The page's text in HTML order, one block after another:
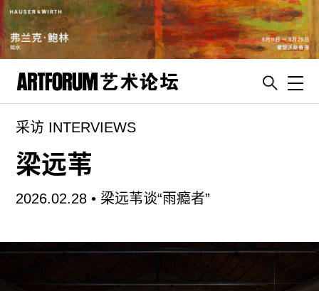
artguide
新闻
展评
杂志
视频
采访 INTERVIEWS
梁远苇
2026.02.28 • 梁远苇谈“雨瘾者”